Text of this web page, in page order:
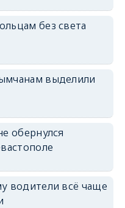
без света
выделили
обернулся
водители всё чаще